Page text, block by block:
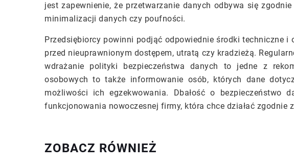
jest zapewnienie, że przetwarzanie danych odbywa się
minimalizacji danych czy poufności.
Przedsiębiorcy powinni podjąć odpowiednie środki techniczne i
przed nieuprawnionym dostępem, utratą czy kradzieżą.
wdrażanie polityki bezpieczeństwa danych to jedne z
osobowych to także informowanie osób, których dane
możliwości ich egzekwowania. Dbałość o bezpieczeństwo
funkcjonowania nowoczesnej firmy, która chce działać zgodnie
ZOBACZ RÓWNIEŻ